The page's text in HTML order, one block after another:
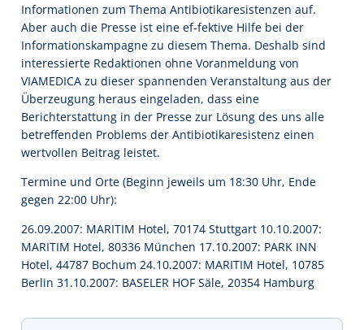
Informationen zum Thema Antibiotikaresistenzen auf.
Aber auch die Presse ist eine ef-fektive Hilfe bei der
Informationskampagne zu diesem Thema. Deshalb sind
interessierte Redaktionen ohne Voranmeldung von
VIAMEDICA zu dieser spannenden Veranstaltung aus der
Überzeugung heraus eingeladen, dass eine
Berichterstattung in der Presse zur Lösung des uns alle
betreffenden Problems der Antibiotikaresistenz einen
wertvollen Beitrag leistet.
Termine und Orte (Beginn jeweils um 18:30 Uhr, Ende
gegen 22:00 Uhr):
26.09.2007: MARITIM Hotel, 70174 Stuttgart 10.10.2007:
MARITIM Hotel, 80336 München 17.10.2007: PARK INN
Hotel, 44787 Bochum 24.10.2007: MARITIM Hotel, 10785
Berlin 31.10.2007: BASELER HOF Säle, 20354 Hamburg